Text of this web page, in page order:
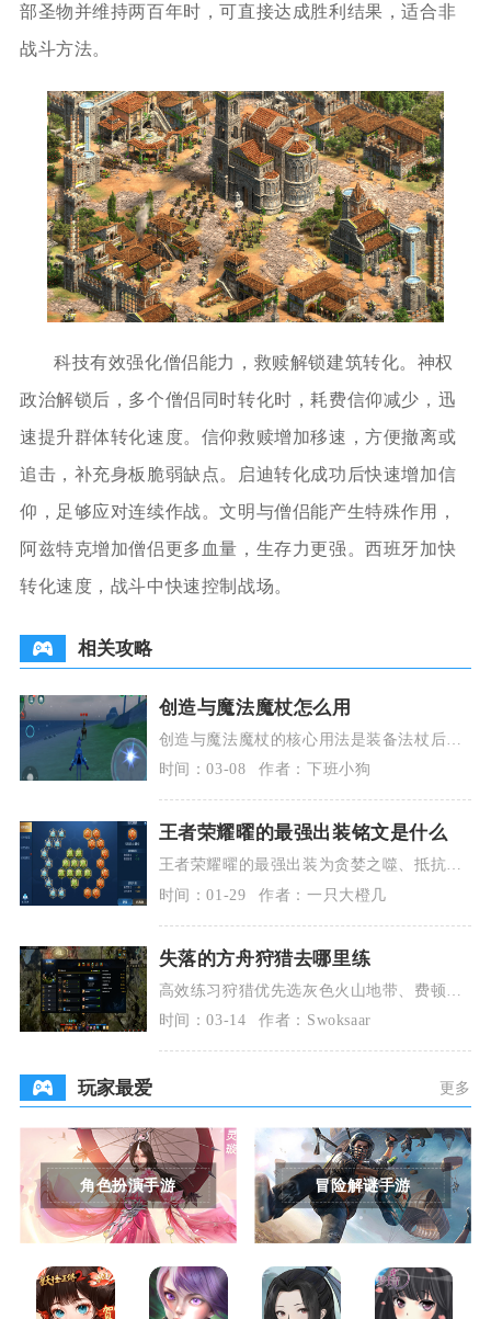
部圣物并维持两百年时，可直接达成胜利结果，适合非
战斗方法。
科技有效强化僧侣能力，救赎解锁建筑转化。神权
政治解锁后，多个僧侣同时转化时，耗费信仰减少，迅
速提升群体转化速度。信仰救赎增加移速，方便撤离或
追击，补充身板脆弱缺点。启迪转化成功后快速增加信
仰，足够应对连续作战。文明与僧侣能产生特殊作用，
阿兹特克增加僧侣更多血量，生存力更强。西班牙加快
转化速度，战斗中快速控制战场。
相关攻略
创造与魔法魔杖怎么用
创造与魔法魔杖的核心用法是装备法杖后，
在右侧绘图界面绘制对应图案，长按目标释
放魔法，熟练掌
时间：03-08 作者：下班小狗
王者荣耀曜的最强出装铭文是什么
王者荣耀曜的最强出装为贪婪之噬、抵抗之
靴、暗影战斧、宗师之力、极寒风暴、破
军；最强铭文搭配
时间：01-29 作者：一只大橙几
失落的方舟狩猎去哪里练
高效练习狩猎优先选灰色火山地带、费顿哀
叹沼泽左侧、永恩应许之地、唱歌的岛与新
月岛，这些区域
时间：03-14 作者：Swoksaar
玩家最爱 更多
角色扮演手游 冒险解谜手游